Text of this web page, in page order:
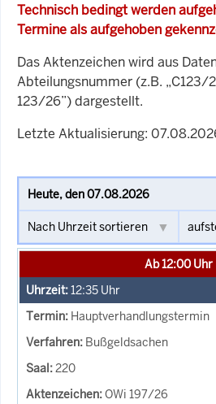
Technisch bedingt werden
Termine als aufgehoben
Das Aktenzeichen wird aus
Abteilungsnummer (z.B. „C123/
123/26”) dargestellt.
Letzte Aktualisierung:
Ab 12:00 Uhr
12:35 Uhr
Hauptverhandlungstermin
Bußgeldsachen
220
OWi 197/26